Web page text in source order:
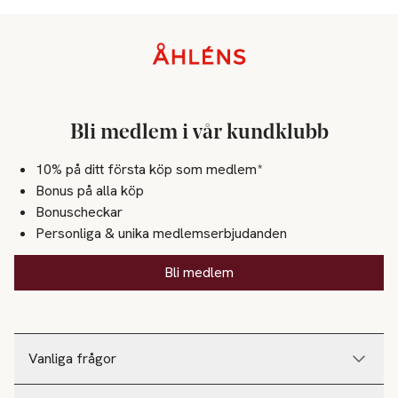
Vanliga frågor
Bli medlem i vår kundklubb
10% på ditt första köp som medlem*
Bonus på alla köp
Bonuscheckar
Personliga & unika medlemserbjudanden
Bli medlem